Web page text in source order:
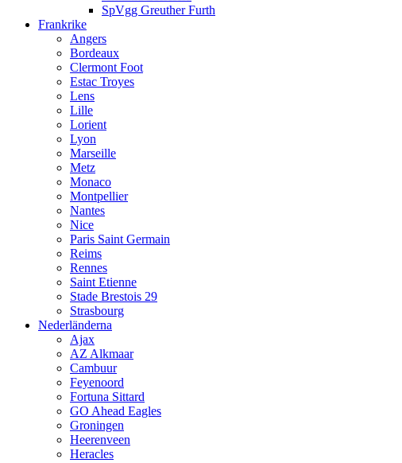
SpVgg Greuther Furth
Frankrike
Angers
Bordeaux
Clermont Foot
Estac Troyes
Lens
Lille
Lorient
Lyon
Marseille
Metz
Monaco
Montpellier
Nantes
Nice
Paris Saint Germain
Reims
Rennes
Saint Etienne
Stade Brestois 29
Strasbourg
Nederländerna
Ajax
AZ Alkmaar
Cambuur
Feyenoord
Fortuna Sittard
GO Ahead Eagles
Groningen
Heerenveen
Heracles